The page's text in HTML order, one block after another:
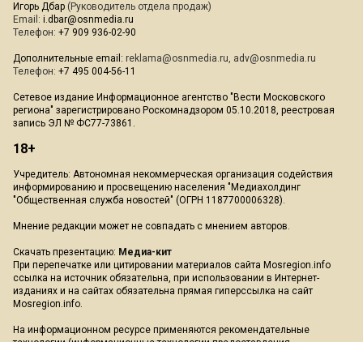
Игорь Дбар (Руководитель отдела продаж)
Email: i.dbar@osnmedia.ru
Телефон: +7 909 936-02-90
Дополнительные email: reklama@osnmedia.ru, adv@osnmedia.ru
Телефон: +7 495 004-56-11
Сетевое издание Информационное агентство "Вести Московского
региона" зарегистрировано Роскомнадзором 05.10.2018, реестровая
запись ЭЛ № ФС77-73861.
18+
Учредитель: Автономная некоммерческая организация содействия
информированию и просвещению населения "Медиахолдинг
"Общественная служба новостей" (ОГРН 1187700006328).
Мнение редакции может не совпадать с мнением авторов.
Скачать презентацию: Медиа-кит
При перепечатке или цитировании материалов сайта Mosregion.info
ссылка на источник обязательна, при использовании в Интернет-
изданиях и на сайтах обязательна прямая гиперссылка на сайт
Mosregion.info.
На информационном ресурсе применяются рекомендательные